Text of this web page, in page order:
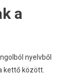
a
nyelvből
kettő között.